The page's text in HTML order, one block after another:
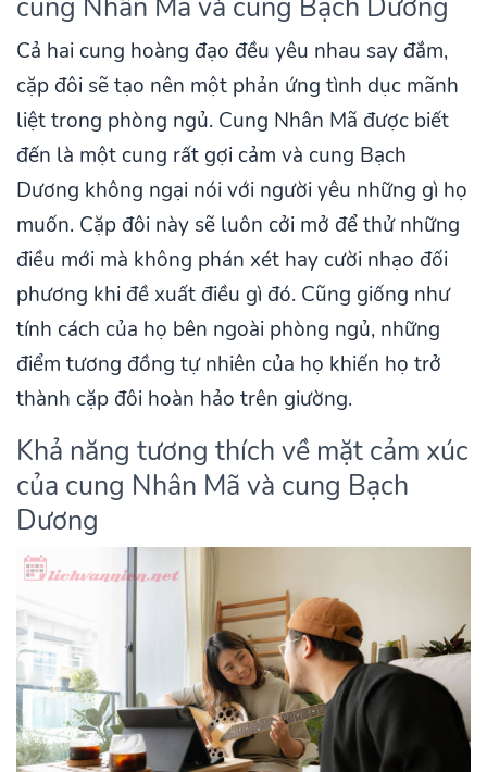
Cả hai cung hoàng đạo đều yêu nhau say đắm,
cặp đôi sẽ tạo nên một phản ứng tình dục mãnh
liệt trong phòng ngủ. Cung Nhân Mã được biết
đến là một cung rất gợi cảm và cung Bạch
Dương không ngại nói với người yêu những gì họ
muốn. Cặp đôi này sẽ luôn cởi mở để thử những
điều mới mà không phán xét hay cười nhạo đối
phương khi đề xuất điều gì đó. Cũng giống như
tính cách của họ bên ngoài phòng ngủ, những
điểm tương đồng tự nhiên của họ khiến họ trở
thành cặp đôi hoàn hảo trên giường.
Khả năng tương thích về mặt cảm xúc
của cung Nhân Mã và cung Bạch
Dương